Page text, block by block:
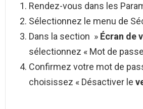
Rendez-vous dans les
Sélectionnez le menu de
Dans la section » Écran de
sélectionnez « Mot de
Confirmez votre mot de
choisissez « Désactiver le